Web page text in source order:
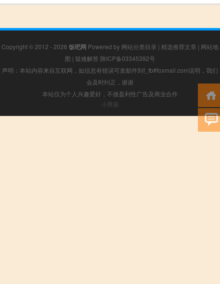
Copyright © 2012 - 2026 饭吧网 Powered by 网站分类目录 | 精选推荐文章 | 网站地
图 | 疑难解答 陕ICP备03345392号
声明：本站内容来自互联网，如信息有错误可发邮件到f_fb#foxmail.com说明，我们
会及时纠正，谢谢
本站仅为个人兴趣爱好，不接盈利性广告及商业合作
小男孩